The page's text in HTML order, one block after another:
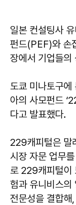
일본 컨설팅사
펀드(PEF)와 손
장에서 기업들의
도쿄 미나토구에
아의 사모펀드
다고 발표했다.
229캐피털은 말
시장 자문 업무
로 229캐피털이
험과 유니비스
전문성을 결합해